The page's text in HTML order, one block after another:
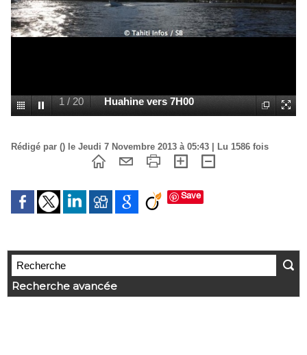
1 / 20 Huahine vers 7H00
Rédigé par () le Jeudi 7 Novembre 2013 à 05:43 | Lu 1586 fois
Save
Recherche avancée